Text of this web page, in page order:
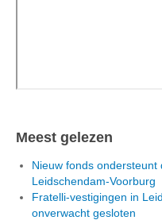
Meest gelezen
Nieuw fonds
Leidschendam-Voorburg
Fratelli-vestigingen in
onverwacht gesloten